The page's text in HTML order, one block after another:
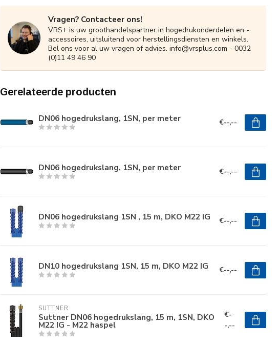
Vragen? Contacteer ons!
VRS+ is uw groothandelspartner in hogedrukonderdelen en -
accessoires, uitsluitend voor herstellingsdiensten en winkels.
Bel ons voor al uw vragen of advies. info@vrsplus.com - 0032
(0)11 49 46 90
Gerelateerde producten
DN06 hogedrukslang, 1SN, per meter €--,--
DN06 hogedrukslang, 1SN, per meter €--,--
DN06 hogedrukslang 1SN , 15 m, DKO M22 IG €--,--
DN10 hogedrukslang 1SN, 15 m, DKO M22 IG €--,--
SUTTNER
Suttner DN06 hogedrukslang, 15 m, 1SN, DKO
M22 IG - M22 haspel
€-
-,--